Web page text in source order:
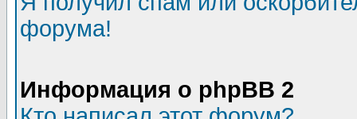
форума!
Информация о phpBB 2